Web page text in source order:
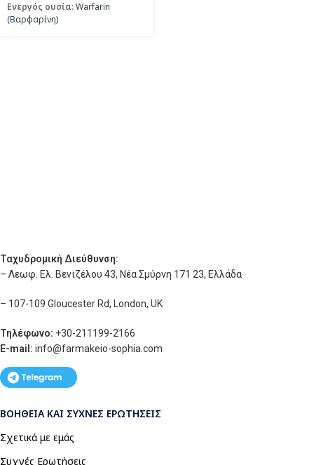
Ενεργός ουσία:Warfarin
(Βαρφαρίνη)
Ταχυδρομική Διεύθυνση:
– Λεωφ. Ελ. Βενιζέλου 43, Νέα Σμύρνη 171 23, Ελλάδα
– 107-109 Gloucester Rd, London, UK
Τηλέφωνο: +30-211199-2166
E-mail: info@farmakeio-sophia.com
ΒΟΉΘΕΙΑ ΚΑΙ ΣΥΧΝΈΣ ΕΡΩΤΉΣΕΙΣ
Σχετικά με εμάς
Συχνές Ερωτήσεις